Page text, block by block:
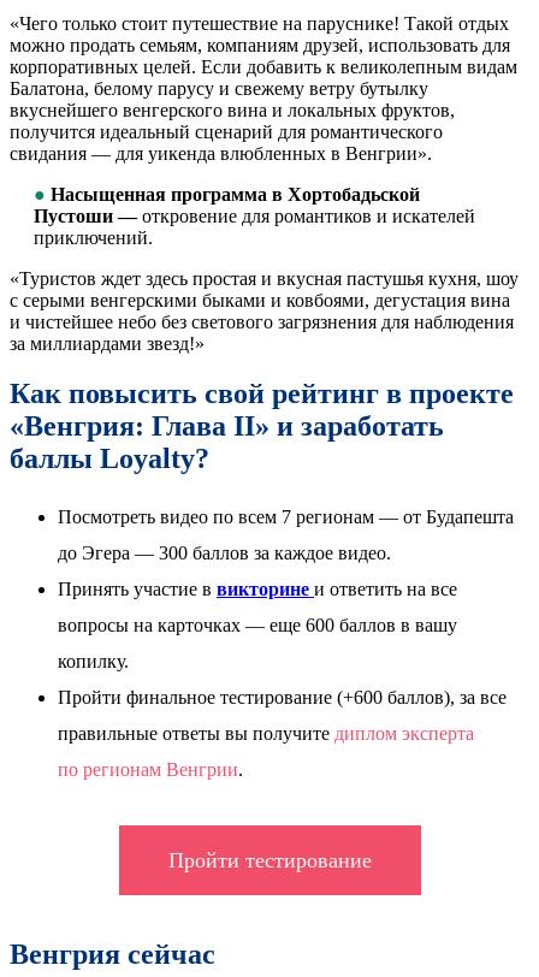
«Чего только стоит путешествие на паруснике! Такой отдых
можно продать семьям, компаниям друзей, использовать для
корпоративных целей. Если добавить к великолепным видам
Балатона, белому парусу и свежему ветру бутылку
вкуснейшего венгерского вина и локальных фруктов,
получится идеальный сценарий для романтического
свидания — для уикенда влюбленных в Венгрии».
● Насыщенная программа в Хортобадьской
Пустоши —откровение для романтиков и искателей
приключений.
«Туристов ждет здесь простая и вкусная пастушья кухня, шоу
с серыми венгерскими быками и ковбоями, дегустация вина
и чистейшее небо без светового загрязнения для наблюдения
за миллиардами звезд!»
Как повысить свой рейтинг в проекте
«Венгрия: Глава II» и заработать
баллы Loyalty?
Посмотреть видео по всем 7 регионам — от Будапешта
до Эгера — 300 баллов за каждое видео.
Принять участие в викторине и ответить на все
вопросы на карточках — еще 600 баллов в вашу
копилку.
Пройти финальное тестирование (+600 баллов), за все
правильные ответы вы получите диплом эксперта
по регионам Венгрии.
Пройти тестирование
Венгрия сейчас